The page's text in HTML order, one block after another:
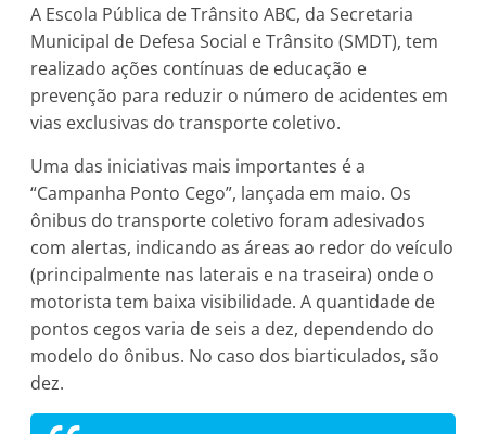
A Escola Pública de Trânsito ABC, da Secretaria
Municipal de Defesa Social e Trânsito (SMDT), tem
realizado ações contínuas de educação e
prevenção para reduzir o número de acidentes em
vias exclusivas do transporte coletivo.
Uma das iniciativas mais importantes é a
“Campanha Ponto Cego”, lançada em maio. Os
ônibus do transporte coletivo foram adesivados
com alertas, indicando as áreas ao redor do veículo
(principalmente nas laterais e na traseira) onde o
motorista tem baixa visibilidade. A quantidade de
pontos cegos varia de seis a dez, dependendo do
modelo do ônibus. No caso dos biarticulados, são
dez.